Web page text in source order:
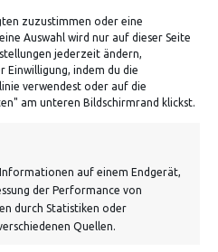
zuzustimmen oder eine
Auswahl wird nur auf dieser Seite
jederzeit ändern,
Einwilligung, indem du die
verwendest oder auf die
am unteren Bildschirmrand klickst.
auf einem Endgerät,
der Performance von
durch Statistiken oder
Quellen.
Nemsdorf-Göhrendorf
bis 18:00 Uhr